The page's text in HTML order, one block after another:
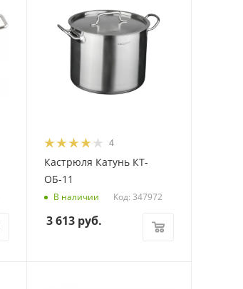
4
Кастрюля Катунь КТ-
ОБ-11
В наличии Код: 347972
3 613 руб.